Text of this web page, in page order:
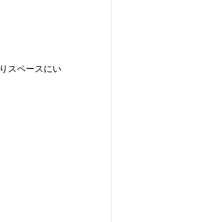
スペースにい